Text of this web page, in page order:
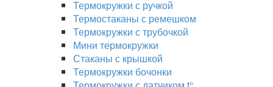
Термокружки с ручкой
Термостаканы с ремешком
Термокружки с трубочкой
Мини термокружки
Стаканы с крышкой
Термокружки бочонки